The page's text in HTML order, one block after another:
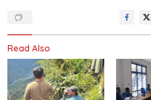
Read Also